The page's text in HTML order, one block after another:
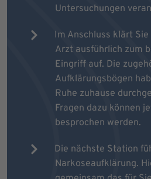
Untersuchungen
Im Anschluss klärt
Arzt ausführlich zum
Eingriff auf. Die
Aufklärungsbögen
Ruhe zuhause
Fragen dazu können
besprochen werden.
Die nächste Station
Narkoseaufklärung.